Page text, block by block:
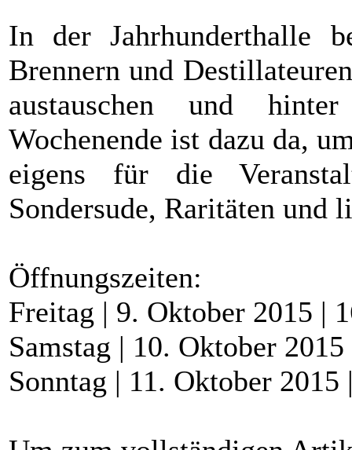
In der Jahrhunderthalle
Brennern und
austauschen und
Wochenende ist dazu da,
eigens für die
Sondersude, Raritäten und
Öffnungszeiten:
Freitag | 9. Oktober 2015 |
Samstag | 10. Oktober
Sonntag | 11. Oktober